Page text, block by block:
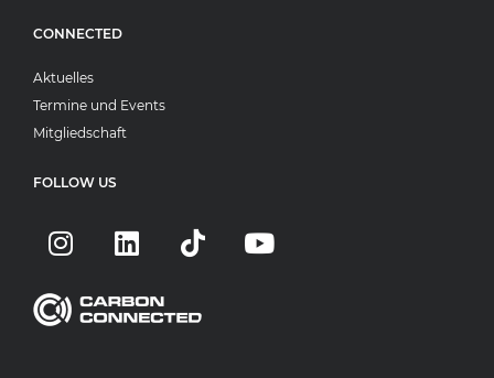
CONNECTED
Aktuelles
Termine und Events
Mitgliedschaft
FOLLOW US